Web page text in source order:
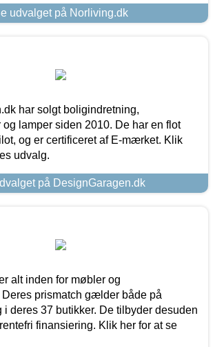
udvalget på Norliving.dk
har solgt boligindretning,
lamper siden 2010. De har en flot
og er certificeret af E-mærket. Klik
udvalg.
på DesignGaragen.dk
alt inden for møbler og
prismatch gælder både på
i deres 37 butikker. De tilbyder desuden
finansiering. Klik her for at se